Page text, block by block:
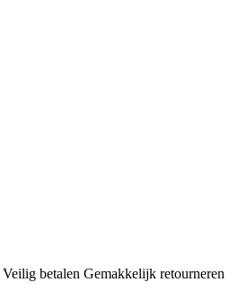
Veilig betalen Gemakkelijk retourneren